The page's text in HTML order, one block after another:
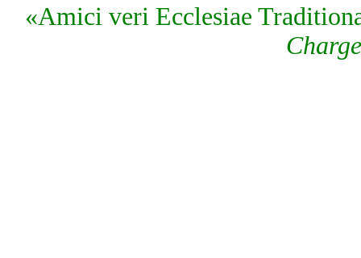
«Amici veri Ecclesiae